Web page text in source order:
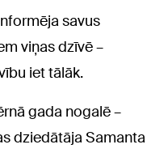
savus
viņas dzīvē –
iet tālāk.
gada nogalē –
dziedātāja Samanta